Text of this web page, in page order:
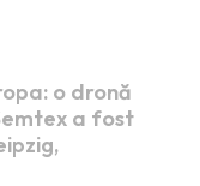
o dronă
a fost